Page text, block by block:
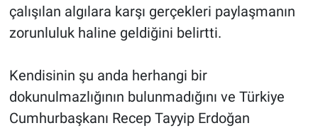
çalışılan algılara karşı gerçekleri paylaşmanın
zorunluluk haline geldiğini belirtti.
Kendisinin şu anda herhangi bir
dokunulmazlığının bulunmadığını ve Türkiye
Cumhurbaşkanı Recep Tayyip Erdoğan